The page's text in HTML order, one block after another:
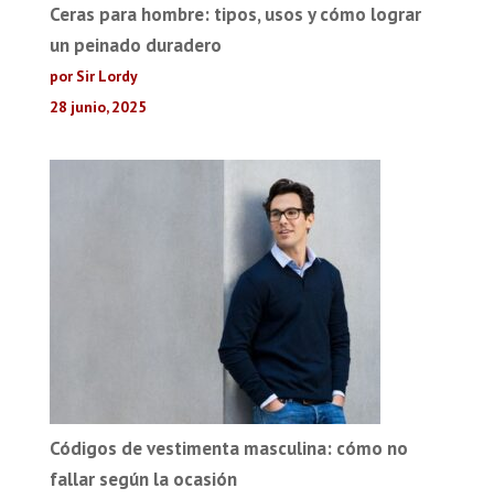
Ceras para hombre: tipos, usos y cómo lograr
un peinado duradero
por Sir Lordy
28 junio, 2025
Códigos de vestimenta masculina: cómo no
fallar según la ocasión